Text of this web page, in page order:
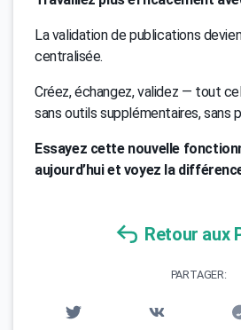
La validation de publications
centralisée.
Créez, échangez, validez — tout
sans outils supplémentaires, sans
Essayez cette nouvelle
aujourd’hui et voyez la
Retour aux
PARTAGER: